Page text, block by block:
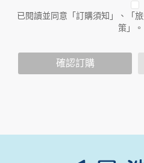
人員。例如您透過本公司旗下網
放連結的廠商也可能蒐集您個人
人資訊，這些廣告廠商或連結網
您個人在本網站上的聊天室或討
個人的資料，其範圍如下：
您所提供的姓名、電子郵件地址
已閱讀並同意「訂購須知」、「
策」。
確認訂購